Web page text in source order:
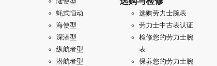
蚝式恒动
海使型
深潜型
纵航者型
潜航者型
选购劳力士腕表
劳力士中古表认证
检修您的劳力士腕
表
保养您的劳力士腕